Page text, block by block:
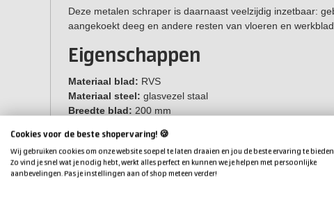
Deze metalen schraper is daarnaast veelzijdig inzetbaar:
aangekoekt deeg en andere resten van vloeren en
Eigenschappen
Materiaal blad: RVS
Materiaal steel: glasvezel staal
Breedte blad: 200 mm
Cookies voor de beste shopervaring! 🍪
Wij gebruiken cookies om onze website soepel te laten draaien en jou de beste ervaring te
Zo vind je snel wat je nodig hebt, werkt alles perfect en kunnen we je helpen met persoonlijke
aanbevelingen. Pas je instellingen aan of shop meteen verder!